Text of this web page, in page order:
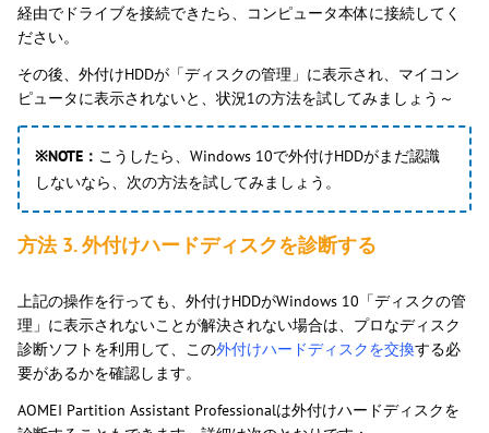
経由でドライブを接続できたら、コンピュータ本体に接続してく
ださい。
その後、外付けHDDが「ディスクの管理」に表示され、マイコン
ピュータに表示されないと、状況1の方法を試してみましょう～
※NOTE： こうしたら、Windows 10で外付けHDDがまだ認識
しないなら、次の方法を試してみましょう。
方法 3. 外付けハードディスクを診断する
上記の操作を行っても、外付けHDDがWindows 10「ディスクの管
理」に表示されないことが解決されない場合は、プロなディスク
診断ソフトを利用して、この外付けハードディスクを交換する必
要があるかを確認します。
AOMEI Partition Assistant Professionalは外付けハードディスクを